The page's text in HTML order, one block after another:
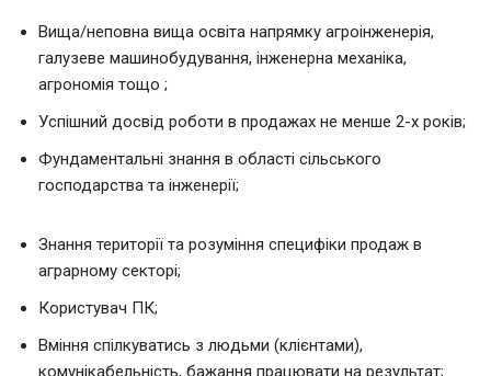
Вища/неповна вища освіта напрямку агроінженерія,
галузеве машинобудування, інженерна механіка,
агрономія тощо ;
Успішний досвід роботи в продажах не менше 2-х років;
Фундаментальні знання в області сільського
господарства та інженерії;
Знання території та розуміння специфіки продаж в
аграрному секторі;
Користувач ПК;
Вміння спілкуватись з людьми (клієнтами),
комунікабельність, бажання працювати на результат;